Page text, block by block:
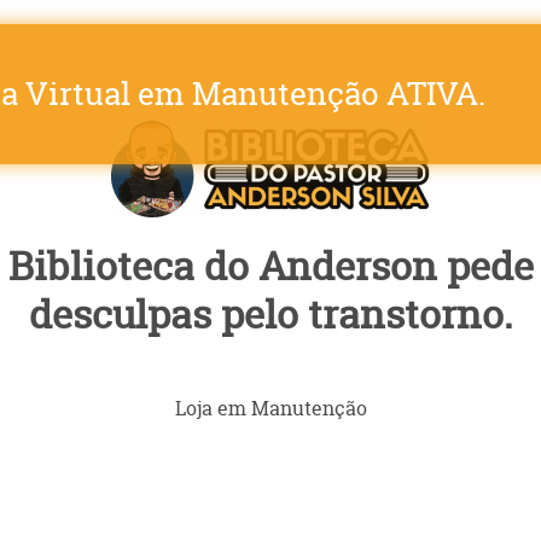
Biblioteca do Anderson pede
desculpas pelo transtorno.
Loja em Manutenção
Virtual em Manutenção ATIVA.